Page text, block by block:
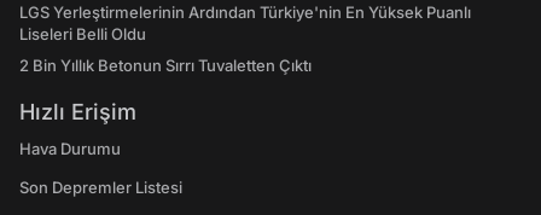
LGS Yerleştirmelerinin Ardından Türkiye'nin En Yüksek Puanlı
Liseleri Belli Oldu
2 Bin Yıllık Betonun Sırrı Tuvaletten Çıktı
Hızlı Erişim
Hava Durumu
Son Depremler Listesi